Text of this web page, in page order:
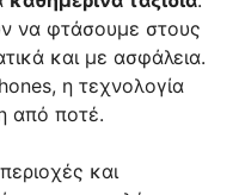
να φτάσουμε στους
και με ασφάλεια.
η τεχνολογία
από ποτέ.
και